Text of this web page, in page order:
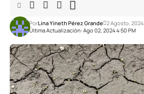
Última Actualización: Ago 02, 2024 4:50 PM
PorLina Yineth Pérez Grande 2 Agosto, 2024